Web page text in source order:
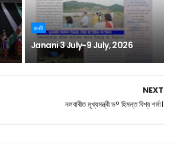
জননী
Janani 3 July-9 July, 2026
NEXT
নলবাৰীত মূখ্যমন্ত্ৰী ড° হিমন্ত বিশ্ব শৰ্মা।